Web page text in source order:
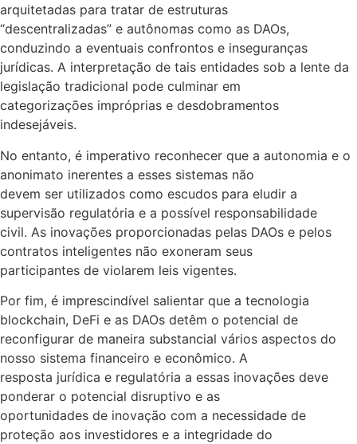
arquitetadas para tratar de estruturas
“descentralizadas” e autônomas como as DAOs,
conduzindo a eventuais confrontos e inseguranças
jurídicas. A interpretação de tais entidades sob a lente da
legislação tradicional pode culminar em
categorizações impróprias e desdobramentos
indesejáveis.
No entanto, é imperativo reconhecer que a autonomia e o
anonimato inerentes a esses sistemas não
devem ser utilizados como escudos para eludir a
supervisão regulatória e a possível responsabilidade
civil. As inovações proporcionadas pelas DAOs e pelos
contratos inteligentes não exoneram seus
participantes de violarem leis vigentes.
Por fim, é imprescindível salientar que a tecnologia
blockchain, DeFi e as DAOs detêm o potencial de
reconfigurar de maneira substancial vários aspectos do
nosso sistema financeiro e econômico. A
resposta jurídica e regulatória a essas inovações deve
ponderar o potencial disruptivo e as
oportunidades de inovação com a necessidade de
proteção aos investidores e a integridade do